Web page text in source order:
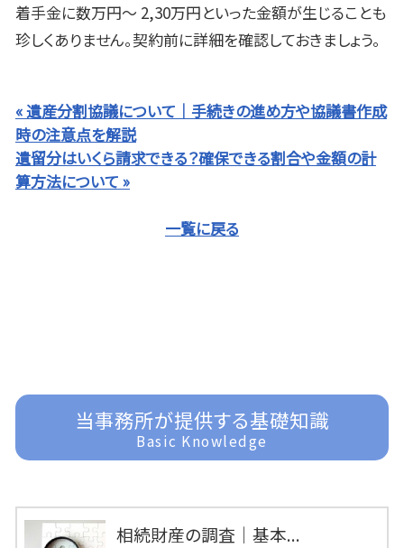
着手金に数万円～ 2,30万円といった金額が生じることも
珍しくありません。契約前に詳細を確認しておきましょう。
« 遺産分割協議について｜手続きの進め方や協議書作成
時の注意点を解説
遺留分はいくら請求できる？確保できる割合や金額の計
算方法について »
一覧に戻る
当事務所が提供する基礎知識
Basic Knowledge
相続財産の調査｜基本...